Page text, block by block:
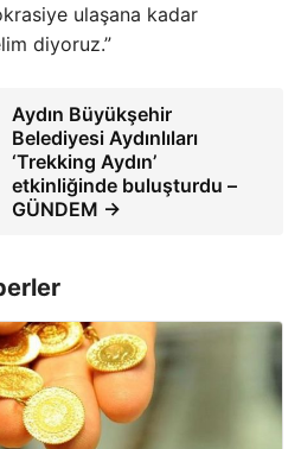
ulaşana kadar
diyoruz.”
Aydın Büyükşehir
Belediyesi Aydınlıları
‘Trekking Aydın’
etkinliğinde buluşturdu –
GÜNDEM →